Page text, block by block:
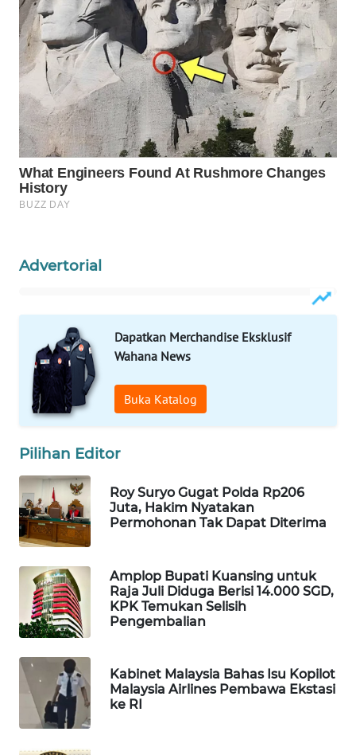
Advertorial
Dapatkan Merchandise Eksklusif
Wahana News
Buka Katalog
Pilihan Editor
Roy Suryo Gugat Polda Rp206
Juta, Hakim Nyatakan
Permohonan Tak Dapat Diterima
Amplop Bupati Kuansing untuk
Raja Juli Diduga Berisi 14.000 SGD,
KPK Temukan Selisih
Pengembalian
Kabinet Malaysia Bahas Isu Kopilot
Malaysia Airlines Pembawa Ekstasi
ke RI
WN
LIKUPANG
WN
LABUANBAJO
WN
BORNEO
Wahana
WAHANA
WAHANA
TANI
WAHANA
ADVOKAT
WAHANA
WAHANA
KONSUMEN
WAHANA
LISTRIK
WAHANA
WAHANA
TV
WAHANANEWS